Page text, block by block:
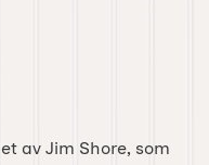
av Jim Shore, som